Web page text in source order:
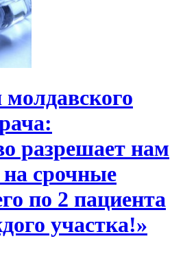
разрешает нам
срочные
по 2 пациента
участка!»